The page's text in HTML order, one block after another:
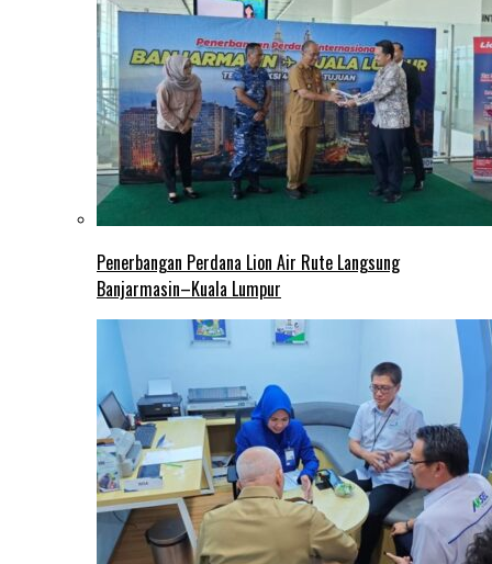
Penerbangan Perdana Lion Air Rute Langsung
Banjarmasin–Kuala Lumpur